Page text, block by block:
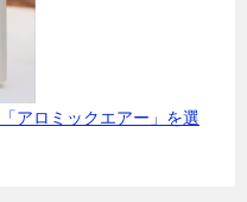
アロミックエアー」を選